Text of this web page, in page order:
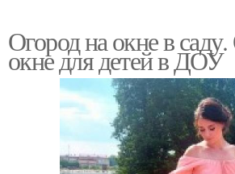
Огород на окне в
окне для детей в ДОУ